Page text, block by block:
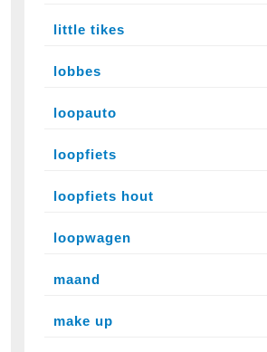
little tikes
lobbes
loopauto
loopfiets
loopfiets hout
loopwagen
maand
make up